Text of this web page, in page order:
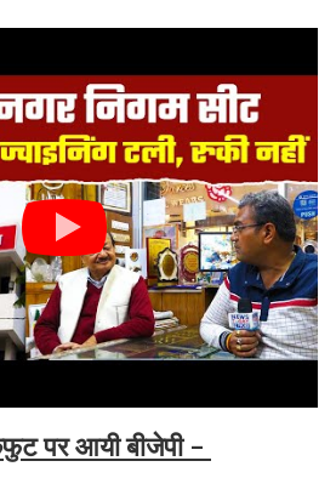
पर आयी बीजेपी -